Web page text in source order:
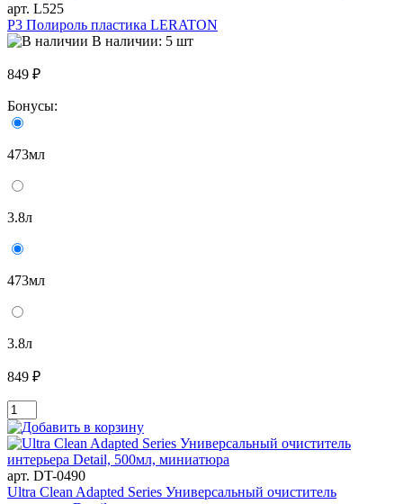
арт. L525
P3 Полироль пластика LERATON
В наличии: 5 шт
849 ₽
Бонусы:
473мл
3.8л
473мл
3.8л
849 ₽
арт. DT-0490
Ultra Clean Adapted Series Универсальный очиститель